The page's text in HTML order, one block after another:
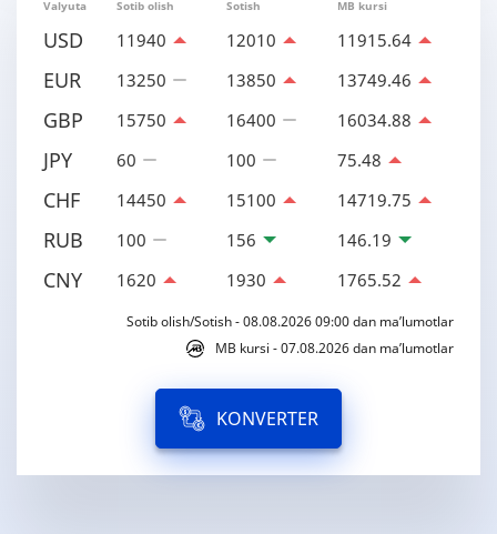
Valyuta Sotib olish Sotish MB kursi
USD 11940 12010 11915.64
EUR 13250 13850 13749.46
GBP 15750 16400 16034.88
JPY 60 100 75.48
CHF 14450 15100 14719.75
RUB 100 156 146.19
CNY 1620 1930 1765.52
Sotib olish/Sotish - 08.08.2026 09:00 dan ma’lumotlar
MB kursi - 07.08.2026 dan ma’lumotlar
KONVERTER